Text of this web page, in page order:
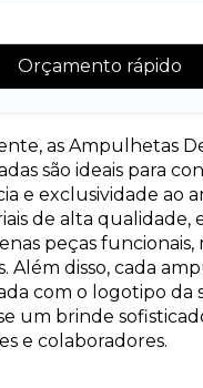
Orçamento rápido
as Ampulhetas
são ideais para
e exclusividade ao
de alta qualidade,
peças
Além disso, cada
com o logotipo da
um brinde
e colaboradores.